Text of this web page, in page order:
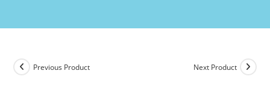
Previous Product Next Product